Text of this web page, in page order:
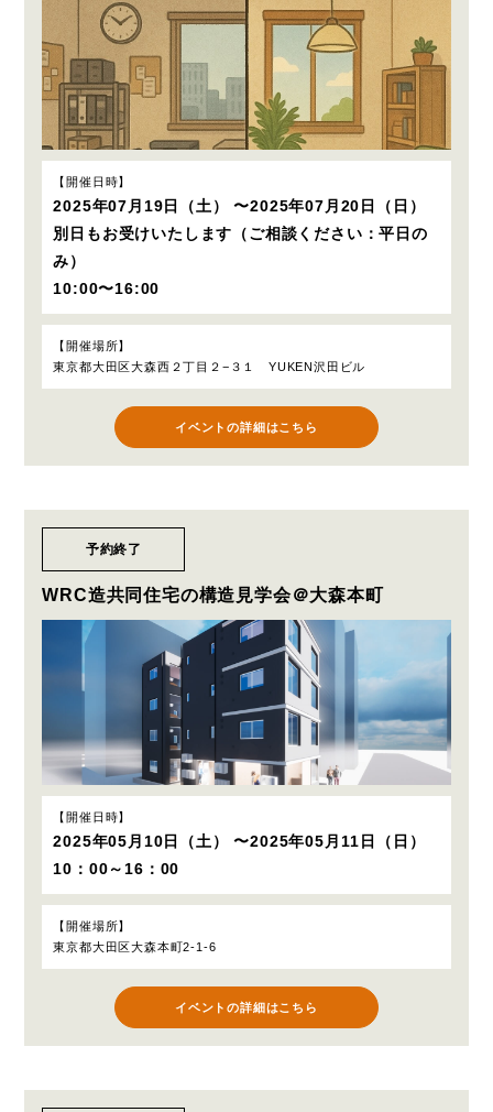
開催日時
2025年07月19日（土） 〜2025年07月20日（日）
別日もお受けいたします（ご相談ください：平日の
み）
10:00〜16:00
開催場所
東京都大田区大森西２丁目２−３１ YUKEN沢田ビル
イベントの詳細はこちら
予約終了
WRC造共同住宅の構造見学会＠大森本町
開催日時
2025年05月10日（土） 〜2025年05月11日（日）
10：00～16：00
開催場所
東京都大田区大森本町2-1-6
イベントの詳細はこちら